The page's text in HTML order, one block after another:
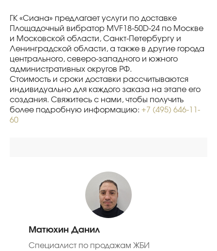
ГК «Сиана» предлагает услуги по доставке
Площадочный вибратор MVF18-50D-24 по Москве
и Московской области, Санкт-Петербургу и
Ленинградской области, а также в другие города
центрального, северо-западного и южного
административных округов РФ.
Стоимость и сроки доставки рассчитываются
индивидуально для каждого заказа на этапе его
создания. Свяжитесь с нами, чтобы получить
более подробную информацию: +7 (495) 646-11-
60
Матюхин Данил
Специалист по продажам ЖБИ